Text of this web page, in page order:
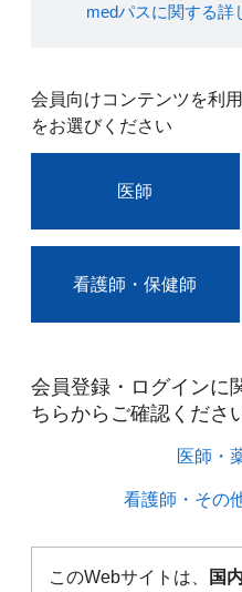
medパスに関する詳
会員向けコンテンツを利
をお選びください
医師
看護師・保健師
会員登録・ログインに
ちらからご確認くださ
医師・
看護師・その
このWebサイトは、
国